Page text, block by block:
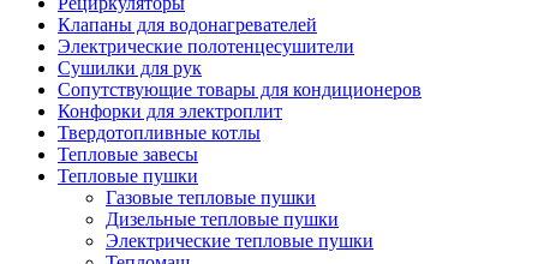
Клапаны для водонагревателей
Электрические полотенцесушители
Сушилки для рук
Сопутствующие товары для кондиционеров
Конфорки для электроплит
Твердотопливные котлы
Тепловые завесы
Тепловые пушки
Газовые тепловые пушки
Дизельные тепловые пушки
Электрические тепловые пушки